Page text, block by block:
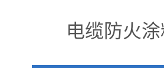
电缆防火